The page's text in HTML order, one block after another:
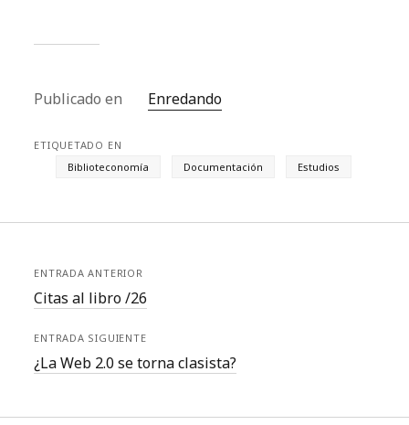
trabajo…
Publicado en Enredando
ETIQUETADO EN
Biblioteconomía
Documentación Estudios
ENTRADA ANTERIOR
Citas al libro /26
ENTRADA SIGUIENTE
¿La Web 2.0 se torna clasista?